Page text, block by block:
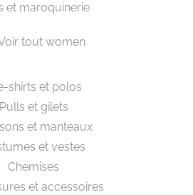
et maroquinerie
tout women
shirts et polos
Pulls et gilets
et manteaux
et vestes
Chemises
et accessoires